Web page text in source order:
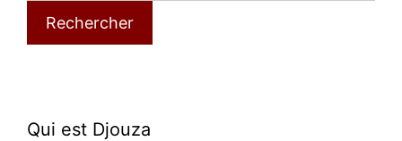
Rechercher
Qui est Djouza